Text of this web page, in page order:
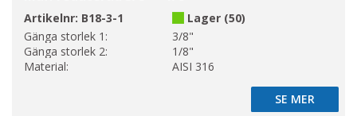
Artikelnr: B18-3-1
Lager (50)
Gänga storlek 1:
3/8"
Gänga storlek 2:
1/8"
Material:
AISI 316
SE MER
SE MER